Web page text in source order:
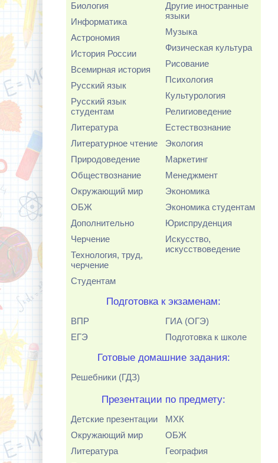
Биология
Информатика
Астрономия
История России
Всемирная история
Русский язык
Русский язык
студентам
Литература
Литературное чтение
Природоведение
Обществознание
Окружающий мир
ОБЖ
Дополнительно
Черчение
Технология, труд,
черчение
Студентам
Другие иностранные
языки
Музыка
Физическая культура
Рисование
Психология
Культурология
Религиоведение
Естествознание
Экология
Маркетинг
Менеджмент
Экономика
Экономика студентам
Юриспруденция
Искусство,
искусствоведение
Подготовка к экзаменам:
ВПР
ЕГЭ
ГИА (ОГЭ)
Подготовка к школе
Готовые домашние задания:
Решебники (ГДЗ)
Презентации по предмету:
Детские презентации
Окружающий мир
Литература
МХК
ОБЖ
География